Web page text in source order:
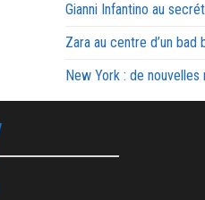
Gianni Infantino au
Zara au centre d’un bad
New York : de